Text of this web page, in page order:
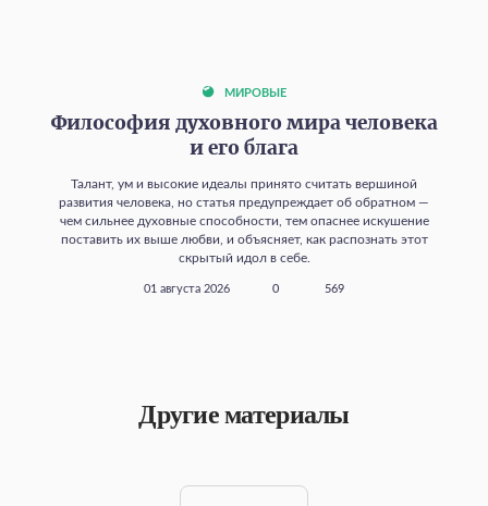
МИРОВЫЕ
Философия духовного мира человека
и его блага
Талант, ум и высокие идеалы принято считать вершиной
развития человека, но статья предупреждает об обратном —
чем сильнее духовные способности, тем опаснее искушение
поставить их выше любви, и объясняет, как распознать этот
скрытый идол в себе.
01 августа 2026 0 569
Другие материалы